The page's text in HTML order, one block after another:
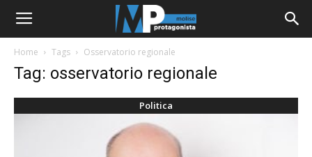
Home Tags Osservatorio regionale
Tag: osservatorio regionale
Politica